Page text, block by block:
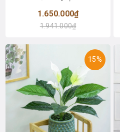
1.650.000₫
1.941.000₫
15%